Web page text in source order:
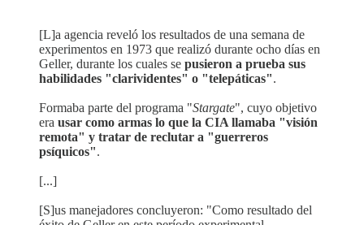
[L]a agencia reveló los resultados de una semana de
experimentos en 1973 que realizó durante ocho días en
Geller, durante los cuales se pusieron a prueba sus
habilidades "clarividentes" o "telepáticas".
Formaba parte del programa "Stargate", cuyo objetivo
era usar como armas lo que la CIA llamaba "visión
remota" y tratar de reclutar a "guerreros
psíquicos".
[...]
[S]us manejadores concluyeron: "Como resultado del